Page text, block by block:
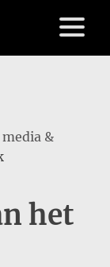
&
het